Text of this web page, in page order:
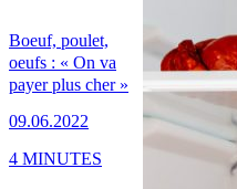
Boeuf, poulet,
oeufs : « On va
payer plus cher »
09.06.2022
4 MINUTES